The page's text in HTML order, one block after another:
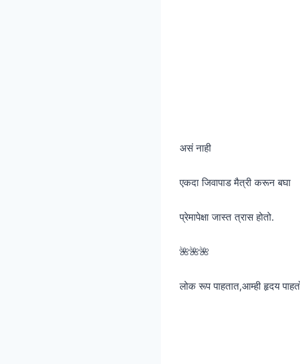
असं नाही
एकदा जिवापाड मैत्री करून बघा
प्रेमापेक्षा जास्त त्रास होतो.
🌺🌺🌺
लोक रूप पाहतात,आम्ही हृदय